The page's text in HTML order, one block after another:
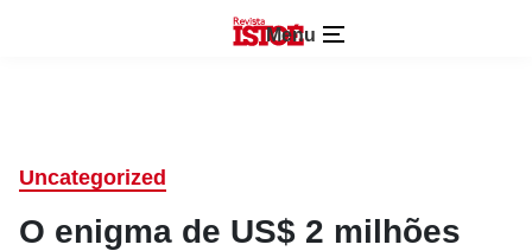
Menu
Uncategorized
O enigma de US$ 2 milhões